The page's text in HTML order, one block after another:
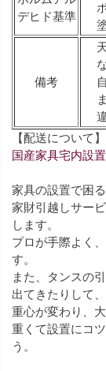
デヒド基準
備考
【配送について】
国産家具宅内設
家具の設置で困
家財引越しサー
します。
プロが手際よく
す。
また、タンスの
出てきたりして、
重心が変わり、大
重くて設置にコ
う。